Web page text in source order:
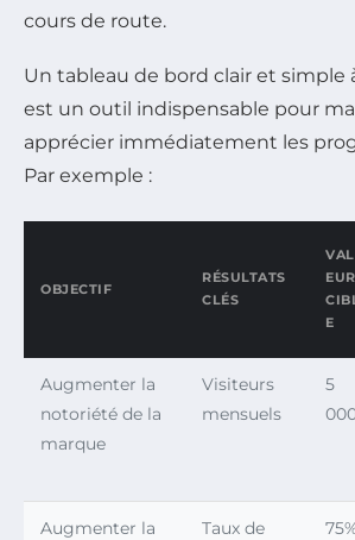
cours de route.
Un tableau de bord clair et simple
est un outil indispensable pour
apprécier immédiatement les
Par exemple :
OBJECTIF
RÉSULTATS
CLÉS
VAL
EUR
E
Augmenter la
notoriété de la
marque
Visiteurs
mensuels
5
Augmenter la
Taux de